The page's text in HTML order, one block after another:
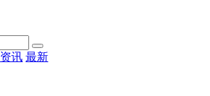
资讯 最新